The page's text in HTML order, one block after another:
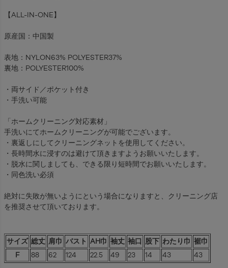
【ALL-IN-ONE】
原産国：中国製
表地：NYLON63% POLYESTER37%
裏地：POLYESTER100%
・両サイド／ポケット付き
・手洗い可能
「ホームクリーニング対応素材」
手洗いにてホームクリーニングが可能でございます。
・裏返しにしてクリーニングネットを使用してください。
・長時間水に浸すのは避けて頂きますようお願いいたします。
・脱水に関しましても、できる限り短時間でお願いいたします。
・同色洗い必須
絶対に失敗が無いようにという場合になりますと、クリーニング店
を推奨させて頂いております。
サイズ 総丈 肩巾 バスト AH巾 袖丈 袖口 股下 わたり巾 裾巾
F
88 62 124 22.5 49 23 14 43 43